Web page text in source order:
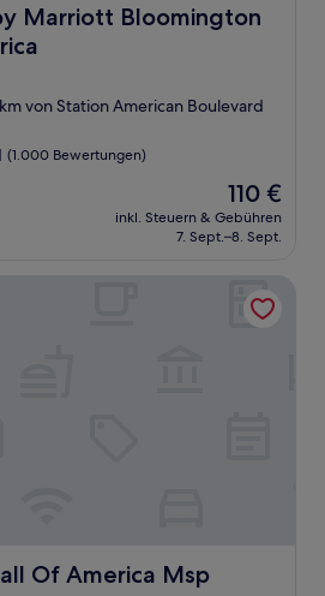
Marriott Bloomington
Bloomington by Mall of
von Station American Boulevard
(1.000 Bewertungen)
Der
Preis
beträgt
110 €
inkl. Steuern & Gebühren
7. Sept.–8. Sept.
Of America Msp
America Msp Airport